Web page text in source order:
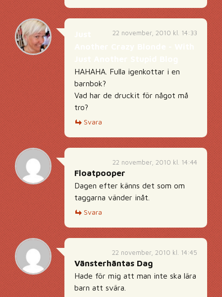
22 november, 2010 kl. 14:33
HAHAHA. Fulla igenkottar i en
barnbok?
Vad har de druckit för något må
tro?
Svara
22 november, 2010 kl. 14:44
Floatpooper
Dagen efter känns det som om
taggarna vänder inåt.
Svara
22 november, 2010 kl. 14:45
Vänsterhäntas Dag
Hade för mig att man inte ska lära
barn att svära.